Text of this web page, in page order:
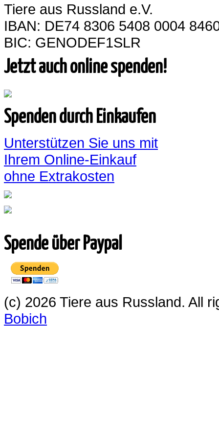
Tiere aus Russland e.V.
IBAN: DE74 8306 5408 0004
BIC: GENODEF1SLR
Jetzt auch online spenden!
Spenden durch Einkaufen
Unterstützen Sie uns mit
Ihrem Online-Einkauf
ohne Extrakosten
Spende über Paypal
(c) 2026 Tiere aus Russland. All
Bobich